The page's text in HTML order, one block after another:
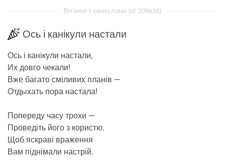
Вітання з канікулами (id: 209628)
Ось і канікули настали
Ось і канікули настали,
Их довго чекали!
Вже багато сміливих планів —
Отдыхать пора настала!
Попереду часу трохи —
Проведіть його з користю.
Щоб яскраві враження
Вам піднімали настрій.